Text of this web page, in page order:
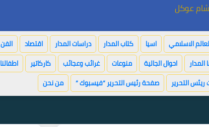
عوكل
الاسلامي اسيا كتاب المدار دراسات المدار اقتصاد
الفن
احوال الجالية منوعات غرائب وعجائب كاركاتير
اطفالنا
ريئس التحرير صفحة رئيس التحرير “فيسبوك “ من نحن